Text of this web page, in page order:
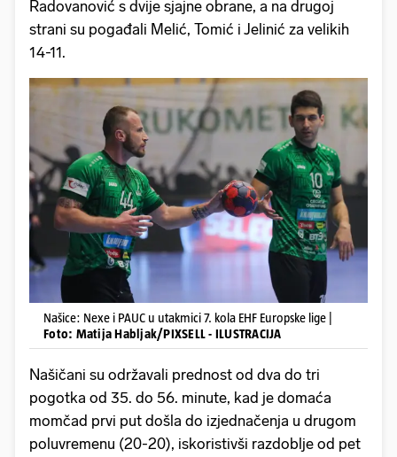
Radovanović s dvije sjajne obrane, a na drugoj
strani su pogađali Melić, Tomić i Jelinić za velikih
14-11.
Našice: Nexe i PAUC u utakmici 7. kola EHF Europske lige |
Foto: Matija Habljak/PIXSELL - ILUSTRACIJA
Našičani su održavali prednost od dva do tri
pogotka od 35. do 56. minute, kad je domaća
momčad prvi put došla do izjednačenja u drugom
poluvremenu (20-20), iskoristivši razdoblje od pet